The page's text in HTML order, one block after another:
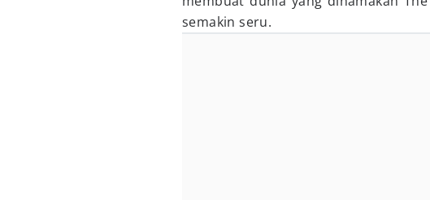
semakin seru.